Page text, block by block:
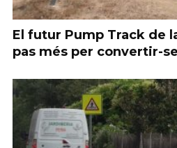
El futur Pump Track de
pas més per convertir-